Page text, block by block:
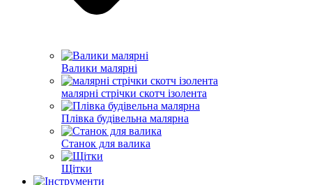
Валики малярні
малярні стрічки скотч ізолента
Плівка будівельна малярна
Станок для валика
Щітки